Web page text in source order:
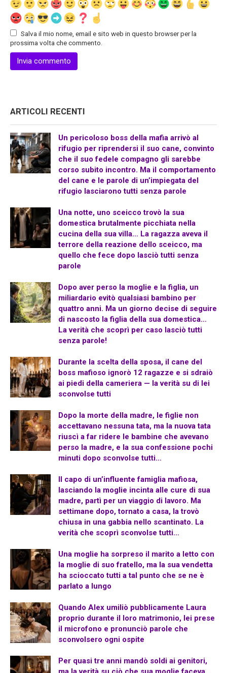
Salva il mio nome, email e sito web in questo browser per la
prossima volta che commento.
ARTICOLI RECENTI
Un pericoloso boss della mafia arrivò al
rifugio per riprendersi il suo cane, convinto
che il suo fedele compagno gli sarebbe
corso subito incontro. Ma il comportamento
del cane e le parole di un’impiegata del
rifugio lasciarono tutti senza parole
Una notte, uno sceicco trovò la sua
domestica brutalmente picchiata nella
cucina della sua villa… La ragazza aveva il
terrore della reazione dello sceicco, ma
quello che fece dopo lasciò tutti senza
parole
Dopo aver perso la moglie e la figlia, un
miliardario evitò qualsiasi bambino per
quattro anni. Ma un giorno decise di seguire
di nascosto la figlia della sua domestica…
La verità che scoprì per caso lasciò tutti
senza parole!
Durante la scelta della sposa, il cane del
boss mafioso ignorò 12 ragazze e si sdraiò
ai piedi della cameriera — la verità su di lei
sconvolse tutti
Dopo la morte della madre, le figlie non
accettavano nessuna tata, ma la nuova tata
riuscì a far ridere le bambine che avevano
perso la madre, e la sua confessione pochi
minuti dopo sconvolse tutti…
Il capo di un’influente famiglia mafiosa,
lasciando la moglie incinta alle cure di sua
madre, partì per un viaggio di lavoro. Ma
settimane dopo, tornato a casa, la trovò
chiusa in una gabbia nello scantinato. La
verità che scoprì sconvolse tutti…
Una moglie ha sorpreso il marito a letto con
la moglie di suo fratello, ma la sua vendetta
ha scioccato tutti a tal punto che se ne è
parlato a lungo
Quando Alex umiliò pubblicamente Laura
proprio durante il loro matrimonio, lei prese
il microfono e pronunciò parole che
sconvolsero ogni ospite
Per quasi tre anni mandò soldi ai genitori,